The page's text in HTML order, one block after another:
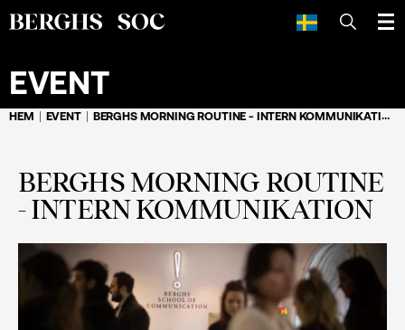
SÖK
EVENT
HEM EVENT BERGHS MORNING ROUTINE - INTERN KOMMUNIKATION
BERGHS MORNING ROUTINE
- INTERN KOMMUNIKATION